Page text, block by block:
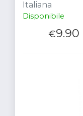
Italiana
Disponibile
€9.90